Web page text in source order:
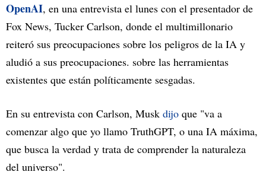
OpenAI, en una entrevista el lunes con el presentador de
Fox News, Tucker Carlson, donde el multimillonario
reiteró sus preocupaciones sobre los peligros de la IA y
aludió a sus preocupaciones. sobre las herramientas
existentes que están políticamente sesgadas.
En su entrevista con Carlson, Musk dijo que "va a
comenzar algo que yo llamo TruthGPT, o una IA máxima,
que busca la verdad y trata de comprender la naturaleza
del universo".